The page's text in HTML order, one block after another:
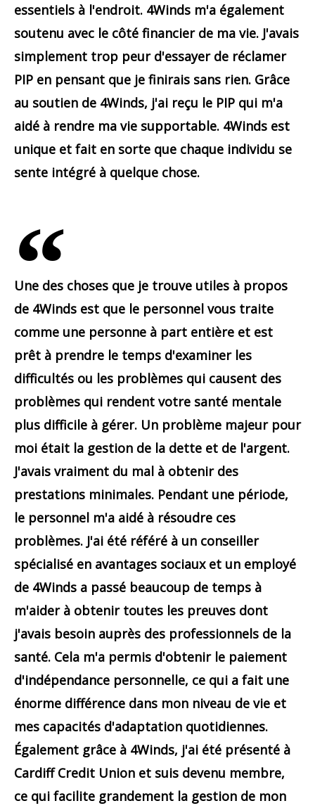
essentiels à l'endroit. 4Winds m'a également
soutenu avec le côté financier de ma vie. J'avais
simplement trop peur d'essayer de réclamer
PIP en pensant que je finirais sans rien. Grâce
au soutien de 4Winds, j'ai reçu le PIP qui m'a
aidé à rendre ma vie supportable. 4Winds est
unique et fait en sorte que chaque individu se
sente intégré à quelque chose.
Une des choses que je trouve utiles à propos
de 4Winds est que le personnel vous traite
comme une personne à part entière et est
prêt à prendre le temps d'examiner les
difficultés ou les problèmes qui causent des
problèmes qui rendent votre santé mentale
plus difficile à gérer. Un problème majeur pour
moi était la gestion de la dette et de l'argent.
J'avais vraiment du mal à obtenir des
prestations minimales. Pendant une période,
le personnel m'a aidé à résoudre ces
problèmes. J'ai été référé à un conseiller
spécialisé en avantages sociaux et un employé
de 4Winds a passé beaucoup de temps à
m'aider à obtenir toutes les preuves dont
j'avais besoin auprès des professionnels de la
santé. Cela m'a permis d'obtenir le paiement
d'indépendance personnelle, ce qui a fait une
énorme différence dans mon niveau de vie et
mes capacités d'adaptation quotidiennes.
Également grâce à 4Winds, j'ai été présenté à
Cardiff Credit Union et suis devenu membre,
ce qui facilite grandement la gestion de mon